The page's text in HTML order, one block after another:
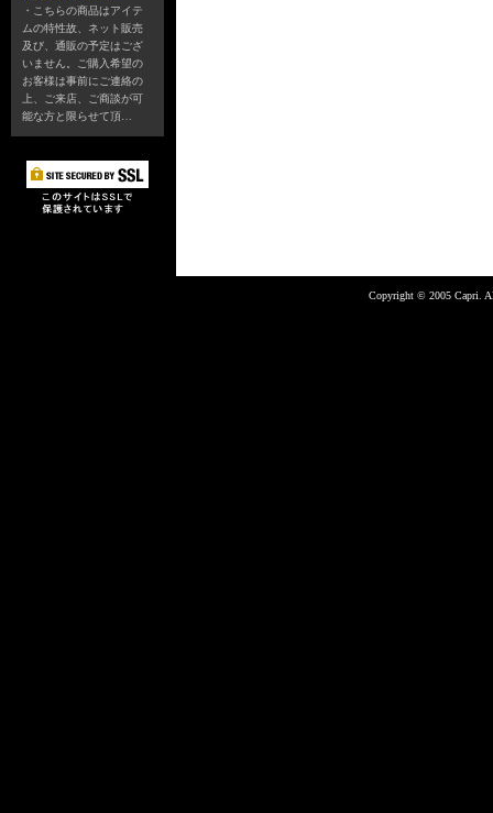
・こちらの商品はアイテ
ムの特性故、ネット販売
及び、通販の予定はござ
いません。ご購入希望の
お客様は事前にご連絡の
上、ご来店、ご商談が可
能な方と限らせて頂…
Copyright © 2005 Capri.